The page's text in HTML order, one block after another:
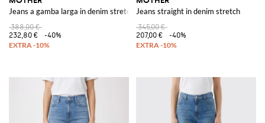
Jeans a gamba larga in denim stretch
388,00 €
232,80 €
-40%
Jeans straight in denim stretch
345,00 €
207,00 €
-40%